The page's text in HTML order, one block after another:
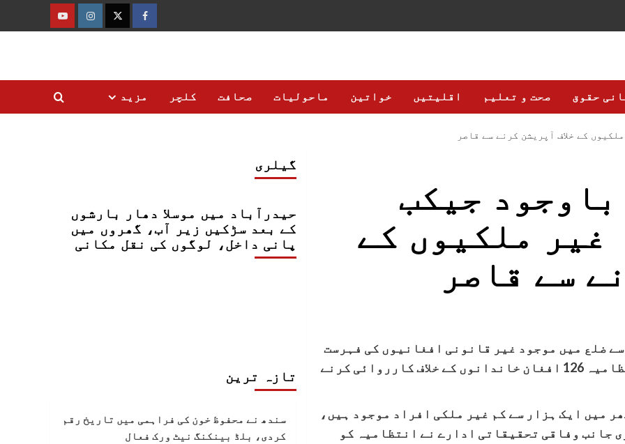
فیس
ٹوئٹرانسٹاگرام
یوٹیوب
حقوق صحت و تعلیم اقلیتیں خواتین ماحولیات صحافت کلچر مزید
کے خلاف آپریشن کرنے سے قاصر
جیکب
غیر ملکیوں کے
سے قاصر
ضلع میں موجود غیر قانونی افغانیوں کی فہرست
فراہم کیے جانے کے باوجود جیکب آباد انتظامیہ 126 افغان خاندانوں کے خلاف کارروائی کرنے
میں ایک ہزار سے کم غیر ملکی افراد موجود ہیں،
جانب وفاقی تحقیقاتی ادارے نے انتظامیہ کو
گیلری
حیدرآباد میں موسلا دھار بارشوں
کے بعد سڑکیں زیر آب، گھروں میں
پانی داخل، لوگوں کی نقل مکانی
تازہ ترین
سندھ نے محفوظ خون کی فراہمی میں تاریخ رقم
کردی، بلڈ بینکنگ نیٹ ورک فعال